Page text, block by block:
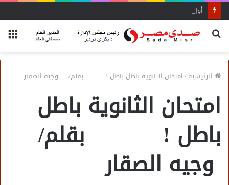
أول منصة للسياحة الصحية في مصر والشرق الأوسط وأفريقيا..
بحث
الرئيسية/امتحان الثانوية باطل باطل ! بقلم/ وجيه الصقار
امتحان الثانوية باطل
باطل ! بقلم/
وجيه الصقار